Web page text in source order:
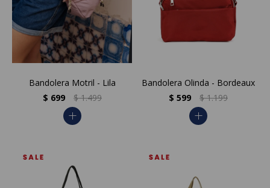
Bandolera Motril - Lila
$ 699 $ 1.499
add
Bandolera Olinda - Bordeaux
$ 599 $ 1.199
add